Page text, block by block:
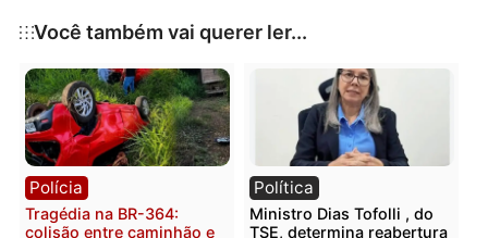
Itamaraty. Não consigo entender: onde estivemos
abençoadas para nos liderar? “
Bolsonaro que estás
céu, santificado seja teu nome…”.
*É professor em Porto Velho
Publicidade